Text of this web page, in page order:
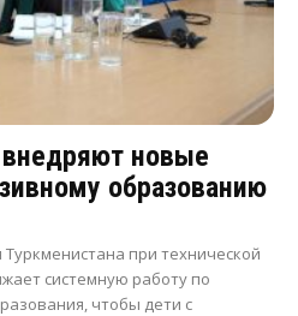
новые
образованию
при технической
системную работу по
чтобы дети с